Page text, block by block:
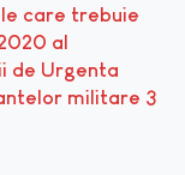
care trebuie
al
de Urgenta
militare 3